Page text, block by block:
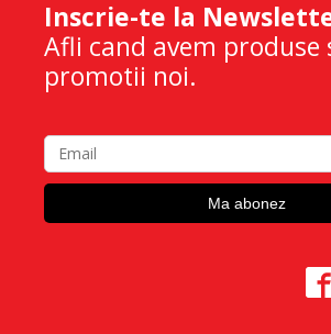
Inscrie-te la
Afli cand avem produse
promotii noi.